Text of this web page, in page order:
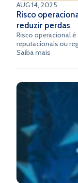
AUG 14, 2025
Risco
reduzir perdas
Risco operacional
reputacionais ou
em processos,
Saiba mais